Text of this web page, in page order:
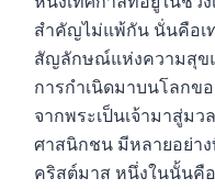
สำคัญไม่แพ้กัน นั่นคือเ
สัญลักษณ์แห่งความสุขแ
การกำเนิดมาบนโลกข
จากพระเป็นเจ้ามาสู่ม
ศาสนิกชน มีหลายอย่า
คริสต์มาส หนึ่งในนั้นคือ